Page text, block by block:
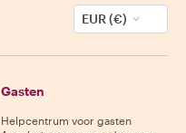
EUR (€)
Gasten
Helpcentrum voor gasten